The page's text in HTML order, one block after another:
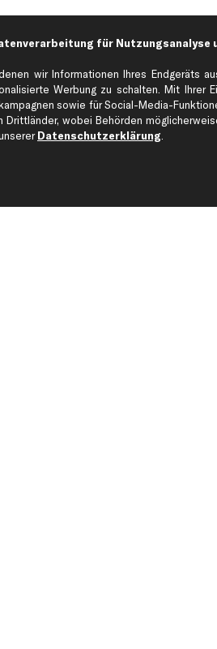
Kundenservice
Zahlung
für Nutzungsanalyse
wir Informationen Ihres Endgeräts
Werbung zu schalten. Mit Ihrer
sowie für Social-Media-
wobei Behörden
Datenschutzerklärung